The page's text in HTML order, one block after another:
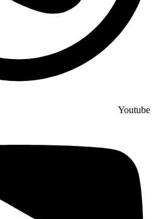
Youtube